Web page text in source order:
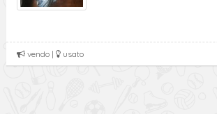
vendo | usato